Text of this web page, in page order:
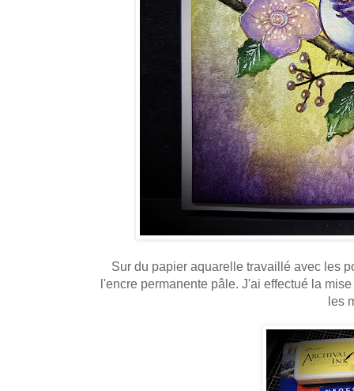
Sur du papier aquarelle travaillé avec les
l'encre permanente pâle. J'ai effectué la
les